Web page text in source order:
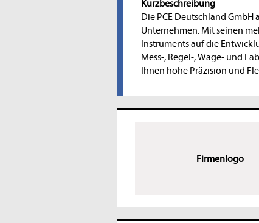
Kurzbeschreibung
Die PCE Deutschland
Unternehmen. Mit seinen
Instruments auf die
Mess-, Regel-, Wäge- und
Ihnen hohe Präzision und
Firmenlogo